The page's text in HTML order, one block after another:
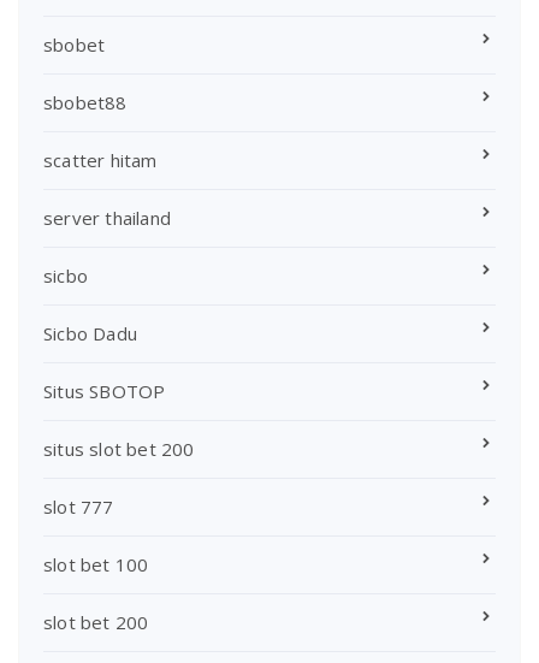
sbobet
sbobet88
scatter hitam
server thailand
sicbo
Sicbo Dadu
Situs SBOTOP
situs slot bet 200
slot 777
slot bet 100
slot bet 200